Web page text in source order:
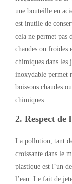
une bouteille en
est inutile de
cela ne permet pas
chaudes ou froides
chimiques dans les
inoxydable permet
boissons chaudes
chimiques.
2. Respect de
La pollution, tant
croissante dans le
plastique est l’un
l’eau. Le fait de